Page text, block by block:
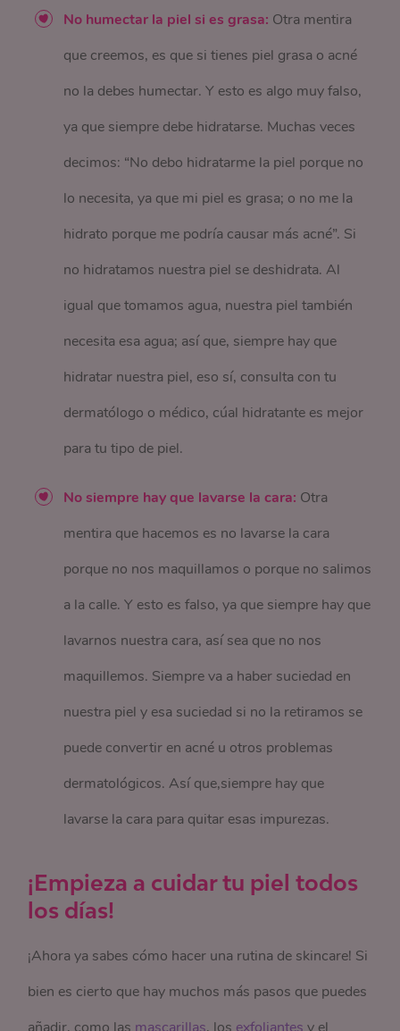
No humectar la piel si es grasa: Otra mentira
que creemos, es que si tienes piel grasa o acné
no la debes humectar. Y esto es algo muy falso,
ya que siempre debe hidratarse. Muchas veces
decimos: “No debo hidratarme la piel porque no
lo necesita, ya que mi piel es grasa; o no me la
hidrato porque me podría causar más acné”. Si
no hidratamos nuestra piel se deshidrata. Al
igual que tomamos agua, nuestra piel también
necesita esa agua; así que, siempre hay que
hidratar nuestra piel, eso sí, consulta con tu
dermatólogo o médico, cúal hidratante es mejor
para tu tipo de piel.
No siempre hay que lavarse la cara: Otra
mentira que hacemos es no lavarse la cara
porque no nos maquillamos o porque no salimos
a la calle. Y esto es falso, ya que siempre hay que
lavarnos nuestra cara, así sea que no nos
maquillemos. Siempre va a haber suciedad en
nuestra piel y esa suciedad si no la retiramos se
puede convertir en acné u otros problemas
dermatológicos. Así que,siempre hay que
lavarse la cara para quitar esas impurezas.
¡Empieza a cuidar tu piel todos
los días!
¡Ahora ya sabes cómo hacer una rutina de skincare! Si
bien es cierto que hay muchos más pasos que puedes